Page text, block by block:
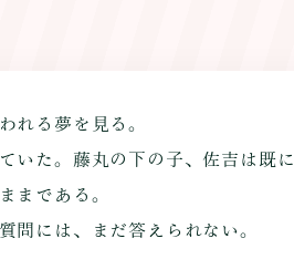
れる夢を見る。
いた。藤丸の下の子、佐吉は既に
まである。
には、まだ答えられない。